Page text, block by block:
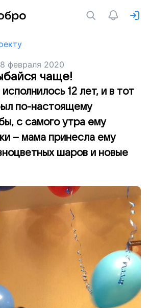
8 февраля 2020
чаще!
12 лет, и в тот
по-настоящему
с самого утра ему
– мама принесла ему
шаров и новые